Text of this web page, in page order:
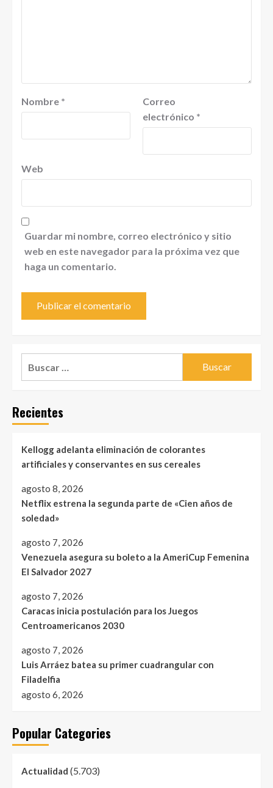
Nombre *
Correo
electrónico *
Web
Guardar mi nombre, correo electrónico y sitio
web en este navegador para la próxima vez que
haga un comentario.
Recientes
Kellogg adelanta eliminación de colorantes
artificiales y conservantes en sus cereales
agosto 8, 2026
Netflix estrena la segunda parte de «Cien años de
soledad»
agosto 7, 2026
Venezuela asegura su boleto a la AmeriCup Femenina
El Salvador 2027
agosto 7, 2026
Caracas inicia postulación para los Juegos
Centroamericanos 2030
agosto 7, 2026
Luis Arráez batea su primer cuadrangular con
Filadelfia
agosto 6, 2026
Popular Categories
Actualidad (5.703)